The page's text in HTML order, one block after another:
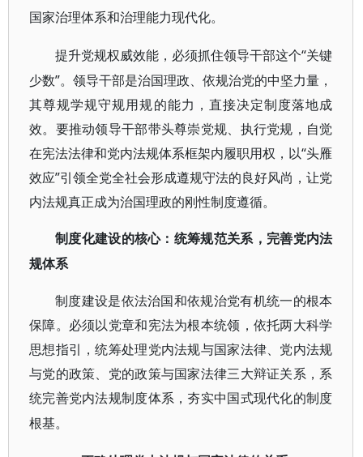
国家治理体系和治理能力现代化。
提升党规权威效能，必须抓住领导干部这个“关键
少数”。领导干部是治国理政、依规治党的中坚力量，
其尊规学规守规用规的能力，直接决定制度落地成
效。要推动领导干部带头尊崇党规、执行党规，自觉
在宪法法律和党内法规体系框架内履职用权，以“头雁
效应”引领全党全社会形成遵规守法的良好风尚，让党
内法规真正成为治国理政的刚性制度遵循。
制度化建设的核心：统筹规范关系，完善党内法
规体系
制度建设是依法治国和依规治党有机统一的根本
保障。必须以党章和宪法为根本统领，依托两大科学
思想指引，统筹处理党内法规与国家法律、党内法规
与党的政策、党的政策与国家法律三大辩证关系，系
统完善党内法规制度体系，夯实中国式现代化的制度
根基。